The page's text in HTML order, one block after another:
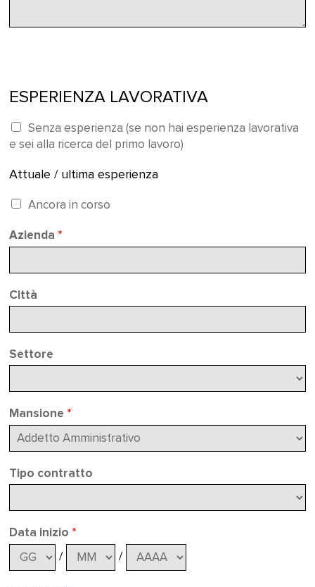
ESPERIENZA LAVORATIVA
Senza esperienza (se non hai esperienza lavorativa
e sei alla ricerca del primo lavoro)
Attuale / ultima esperienza
Ancora in corso
Azienda *
Città
Settore
Mansione *
Tipo contratto
Data inizio *
/ /